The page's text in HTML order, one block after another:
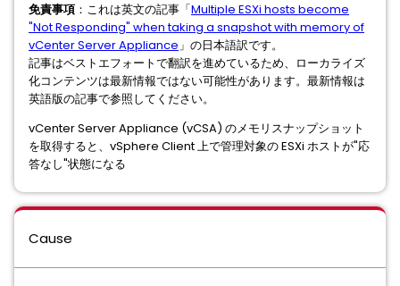
免責事項 ：これは英文の記事「Multiple ESXi hosts become
"Not Responding" when taking a snapshot with memory of
vCenter Server Appliance」の日本語訳です。
記事はベストエフォートで翻訳を進めているため、ローカライズ
化コンテンツは最新情報ではない可能性があります。最新情報は
英語版の記事で参照してください。
vCenter Server Appliance (vCSA) のメモリスナップショット
を取得すると、vSphere Client 上で管理対象の ESXi ホストが"応
答なし"状態になる
Cause